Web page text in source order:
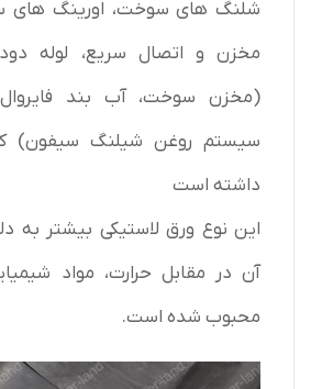
شلنگ های سوخت، اورینگ های
مخزن و اتصال سریع، لوله
(مخزن سوخت، آب بند
سیستم روغن شیلنگ سیفون)
داشته است
این نوع ورق لاستیکی بیشتر به
آن در مقابل حرارت، مواد
محبوب شده است.